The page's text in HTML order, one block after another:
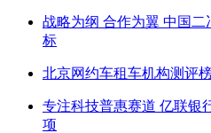
战略为纲 合作为翼 中国二
标
北京网约车租车机构测评
专注科技普惠赛道 亿联银
项